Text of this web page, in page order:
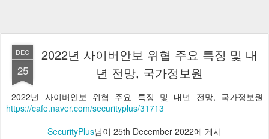
DEC
25
2022년 사이버안보 위협 주요 특징 및 내
년 전망, 국가정보원
2022년 사이버안보 위협 주요 특징 및 내년 전망, 국가정보원
https://cafe.naver.com/securityplus/31713
SecurityPlus님이 25th December 2022에 게시